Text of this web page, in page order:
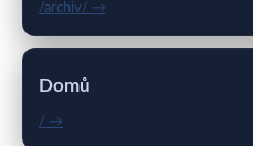
/archiv/ →
Domů
/ →